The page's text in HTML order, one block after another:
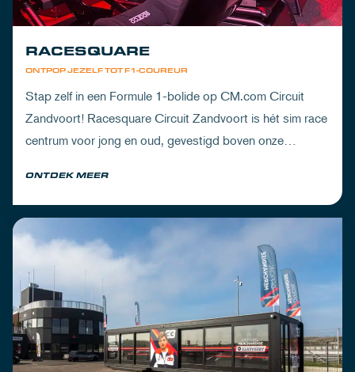
ONTPOP JEZELF TOT F1-COUREUR
RACESQUARE
Stap zelf in een Formule 1-bolide op CM.com Circuit
Zandvoort! Racesquare Circuit Zandvoort is hét sim race
centrum voor jong en oud, gevestigd boven onze
ONTDEK MEER